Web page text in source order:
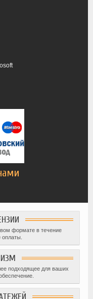
формате в течение
подходящее для ваших